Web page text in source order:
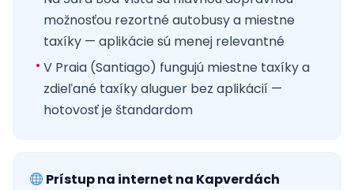
možnosťou rezortné autobusy a miestne
taxíky — aplikácie sú menej relevantné
V Praia (Santiago) fungujú miestne taxíky a
zdieľané taxíky aluguer bez aplikácií —
hotovosť je štandardom
Prístup na internet na Kapverdách